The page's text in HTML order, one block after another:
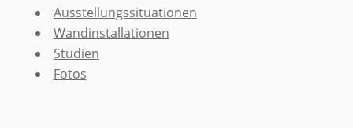
Ausstellungssituationen
Wandinstallationen
Studien
Fotos